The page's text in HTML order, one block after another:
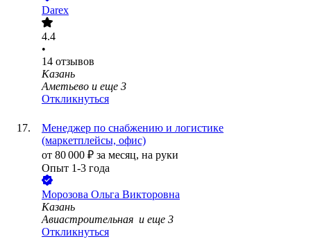
Darex
4.4
•
14 отзывов
Казань
Аметьево и еще 3
Откликнуться
Менеджер по снабжению и логистике
(маркетплейсы, офис)
от 80 000 ₽ за месяц, на руки
Опыт 1-3 года
Морозова Ольга Викторовна
Казань
Авиастроительная и еще 3
Откликнуться